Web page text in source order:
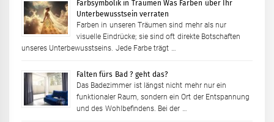
Farbsymbolik in Träumen Was Farben über Ihr
Unterbewusstsein verraten
Farben in unseren Träumen sind mehr als nur
visuelle Eindrücke; sie sind oft direkte Botschaften
unseres Unterbewusstseins. Jede Farbe trägt …
Falten fürs Bad ? geht das?
Das Badezimmer ist längst nicht mehr nur ein
funktionaler Raum, sondern ein Ort der Entspannung
und des Wohlbefindens. Bei der …